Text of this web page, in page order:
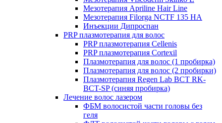
Мезотерапия Apriline Hair Line
Мезотерапия Filorga NCTF 135 HA
Инъекции Дипроспан
PRP плазмотерапия для волос
PRP плазмотерапия Cellenis
PRP плазмотерапия Cortexil
Плазмотерапия для волос (1 пробирка)
Плазмотерапия для волос (2 пробирки)
Плазмотерапия Regen Lab BCT RK-
BCT-SP (синяя пробирка)
Лечение волос лазером
ФБМ волосистой части головы без
геля